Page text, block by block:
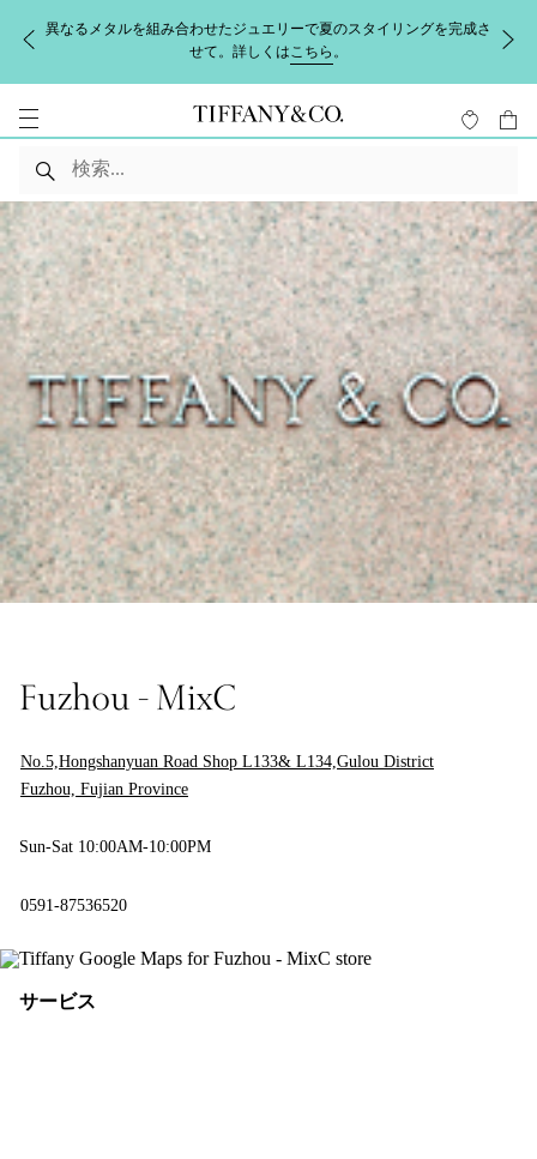
異なるメタルを組み合わせたジュエリーで夏のスタイリングを完成さ
せて。詳しくはこちら 。
Fuzhou - MixC
No.5,Hongshanyuan Road Shop L133& L134,Gulou District
Fuzhou, Fujian Province
Sun-Sat 10:00AM-10:00PM
0591-87536520
サービス